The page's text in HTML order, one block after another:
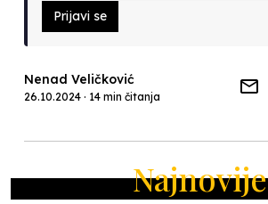
Prijavi se
Nenad Veličković
26.10.2024 · 14 min čitanja
Najnovije